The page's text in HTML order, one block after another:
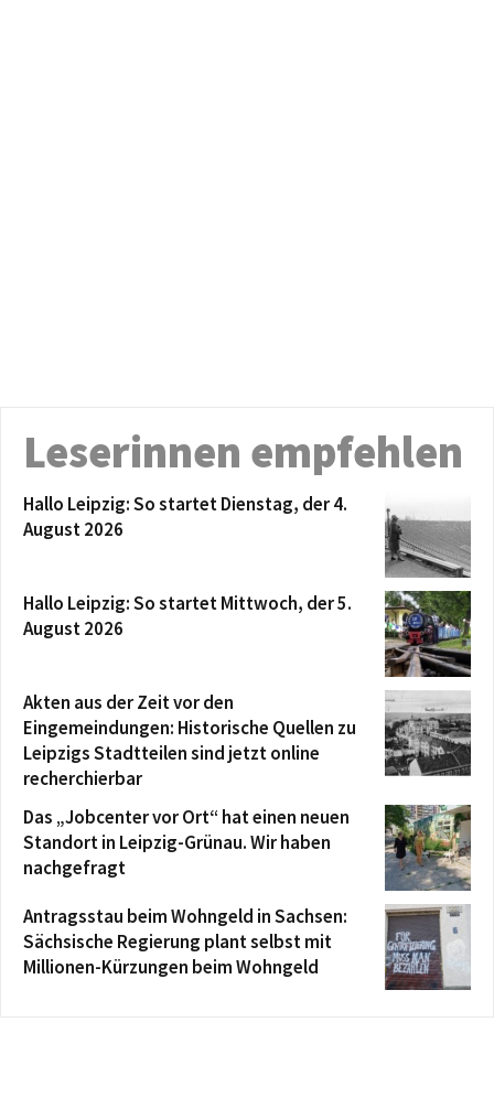
Leserinnen empfehlen
Hallo Leipzig: So startet Dienstag, der 4.
August 2026
Hallo Leipzig: So startet Mittwoch, der 5.
August 2026
Akten aus der Zeit vor den
Eingemeindungen: Historische Quellen zu
Leipzigs Stadtteilen sind jetzt online
recherchierbar
Das „Jobcenter vor Ort“ hat einen neuen
Standort in Leipzig-Grünau. Wir haben
nachgefragt
Antragsstau beim Wohngeld in Sachsen:
Sächsische Regierung plant selbst mit
Millionen-Kürzungen beim Wohngeld